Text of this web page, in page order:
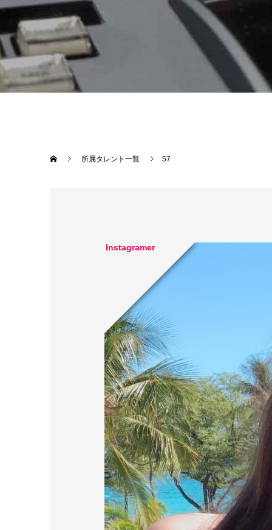
所属タレント一覧 57
Instagramer